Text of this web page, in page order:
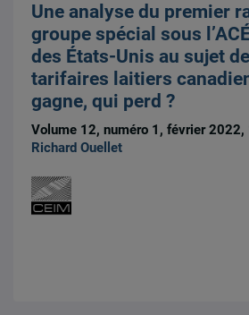
Une analyse du premier
groupe spécial sous
des États-Unis au sujet
tarifaires laitiers
gagne, qui perd ?
Volume 12, numéro 1, février
Richard Ouellet